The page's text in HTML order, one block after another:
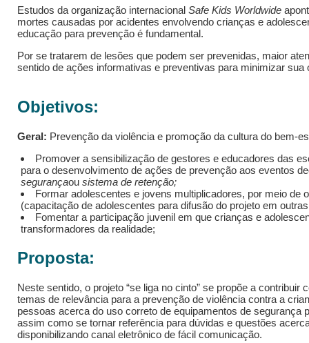
Estudos da organização internacional Safe Kids Worldwide
mortes causadas por acidentes envolvendo crianças e
educação para prevenção é fundamental.
Por se tratarem de lesões que podem ser prevenidas, maior
sentido de ações informativas e preventivas para minimizar sua
Objetivos:
Geral: Prevenção da violência e promoção da cultura do bem-
Promover a sensibilização de gestores e educadores das
para o desenvolvimento de ações de prevenção aos eventos
segurançaou sistema de retenção;
Formar adolescentes e jovens multiplicadores, por meio de
(capacitação de adolescentes para difusão do projeto em
Fomentar a participação juvenil em que crianças e
transformadores da realidade;
Proposta:
Neste sentido, o projeto “se liga no cinto” se propõe a contribuir
temas de relevância para a prevenção de violência contra a
pessoas acerca do uso correto de equipamentos de segurança
assim como se tornar referência para dúvidas e questões
disponibilizando canal eletrônico de fácil comunicação.